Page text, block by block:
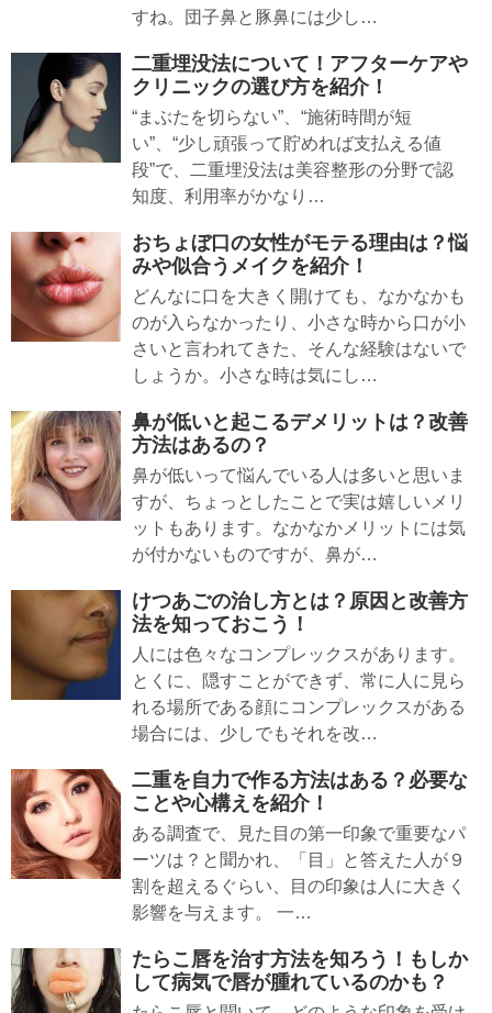
すね。団子鼻と豚鼻には少し…
二重埋没法について！アフターケアや
クリニックの選び方を紹介！
“まぶたを切らない”、“施術時間が短
い”、“少し頑張って貯めれば支払える値
段”で、二重埋没法は美容整形の分野で認
知度、利用率がかなり…
おちょぼ口の女性がモテる理由は？悩
みや似合うメイクを紹介！
どんなに口を大きく開けても、なかなかも
のが入らなかったり、小さな時から口が小
さいと言われてきた、そんな経験はないで
しょうか。小さな時は気にし…
鼻が低いと起こるデメリットは？改善
方法はあるの？
鼻が低いって悩んでいる人は多いと思いま
すが、ちょっとしたことで実は嬉しいメリ
ットもあります。なかなかメリットには気
が付かないものですが、鼻が…
けつあごの治し方とは？原因と改善方
法を知っておこう！
人には色々なコンプレックスがあります。
とくに、隠すことができず、常に人に見ら
れる場所である顔にコンプレックスがある
場合には、少しでもそれを改…
二重を自力で作る方法はある？必要な
ことや心構えを紹介！
ある調査で、見た目の第一印象で重要なパ
ーツは？と聞かれ、「目」と答えた人が９
割を超えるぐらい、目の印象は人に大きく
影響を与えます。 一…
たらこ唇を治す方法を知ろう！もしか
して病気で唇が腫れているのかも？